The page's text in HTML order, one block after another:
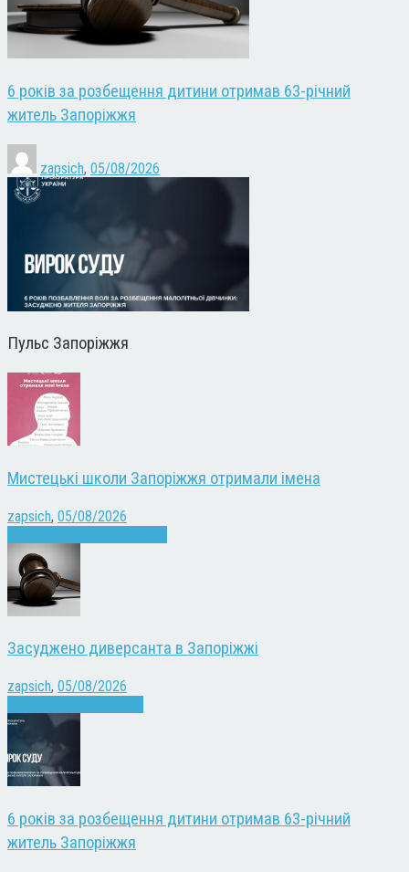
6 років за розбещення дитини отримав 63-річний
житель Запоріжжя
zapsich, 05/08/2026
Пульс Запоріжжя
Мистецькі школи Запоріжжя отримали імена
zapsich, 05/08/2026
Засуджено диверсанта в Запоріжжі
zapsich, 05/08/2026
6 років за розбещення дитини отримав 63-річний
житель Запоріжжя